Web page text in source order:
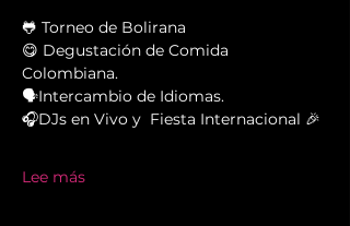
🐸 Torneo de Bolirana
😋 Degustación de Comida
Colombiana.
🗣Intercambio de Idiomas.
🎧DJs en Vivo y  Fiesta Internacional 🎉
Lee más